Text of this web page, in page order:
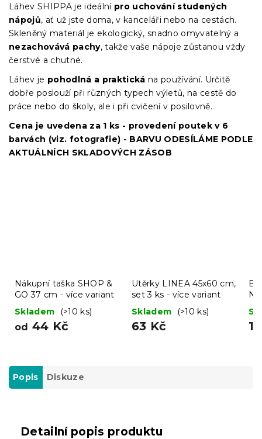
Láhev SHIPPA je ideální pro uchování studených
nápojů, ať už jste doma, v kanceláři nebo na cestách.
Skleněný materiál je ekologický, snadno omyvatelný a
nezachovává pachy, takže vaše nápoje zůstanou vždy
čerstvé a chutné.
Láhev je pohodlná a praktická na používání. Určitě
dobře poslouží při různých typech výletů, na cestě do
práce nebo do školy, ale i při cvičení v posilovně.
Cena je uvedena za 1 ks - provedení poutek v 6
barvách (viz. fotografie) - BARVU ODESÍLÁME PODLE
AKTUÁLNÍCH SKLADOVÝCH ZÁSOB
Nákupní taška SHOP &
GO 37 cm - více variant
Skladem
(>10 ks)
od 44 Kč
Utěrky LINEA 45x60 cm,
set 3 ks - více variant
Skladem
(>10 ks)
63 Kč
Popis Diskuze
Detailní popis produktu